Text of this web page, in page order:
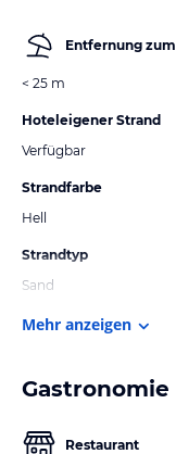
Entfernung
< 25 m
Hoteleigener Strand
Verfügbar
Strandfarbe
Hell
Strandtyp
Sand
Mehr anzeigen
Gastronomie
Restaurant